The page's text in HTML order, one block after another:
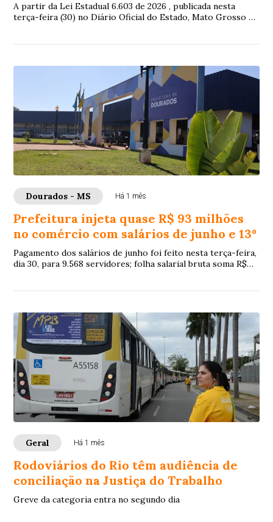
A partir da Lei Estadual 6.603 de 2026 , publicada nesta
terça-feira (30) no Diário Oficial do Estado, Mato Grosso do
Dourados - MS Há 1 mês
Prefeitura injeta quase R$ 93 milhões
no comércio com salários de junho e 13º
Pagamento dos salários de junho foi feito nesta terça-feira,
dia 30, para 9.568 servidores; folha salarial bruta soma R$
Geral Há 1 mês
Rodoviários do Rio têm audiência de
conciliação na Justiça do Trabalho
Greve da categoria entra no segundo dia